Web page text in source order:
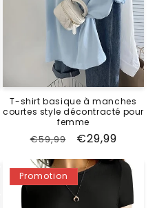
T-shirt basique à manches
courtes style décontracté pour
femme
Prix
€59,99
Prix
€29,99
Promotion